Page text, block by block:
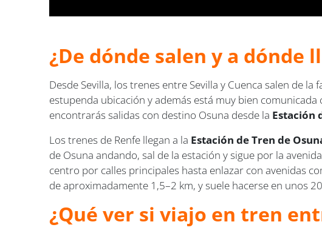
¿De dónde salen y a dónde
Desde Sevilla, los trenes entre Sevilla y Cuenca salen de la
estupenda ubicación y además está muy bien
encontrarás salidas con destino Osuna desde la Estación
Los trenes de Renfe llegan a la Estación de Tren de
de Osuna andando, sal de la estación y sigue por la
centro por calles principales hasta enlazar con avenidas
de aproximadamente 1,5–2 km, y suele hacerse en unos
¿Qué ver si viajo en tren